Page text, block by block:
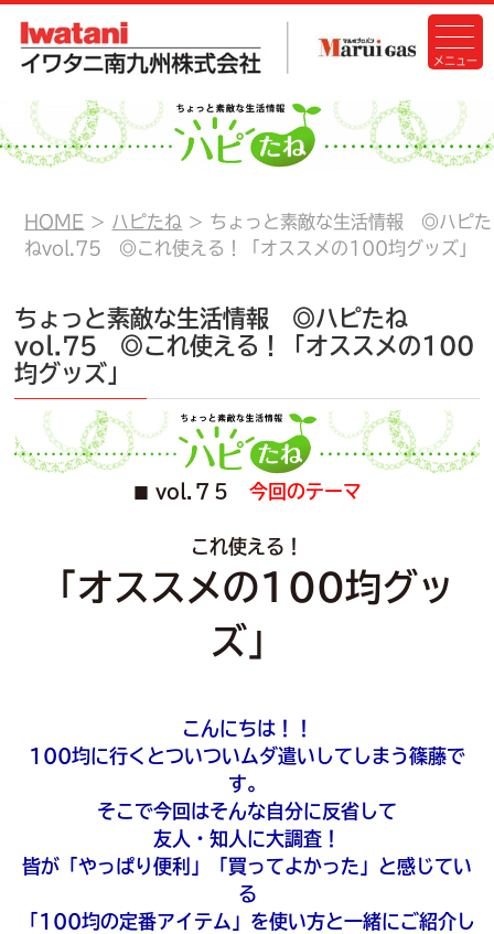
HOME ハピたね
ちょっと素敵な生活情報 ◎ハピた
ねvol.75 ◎これ使える！「オススメの100均グッズ」
ちょっと素敵な生活情報 ◎ハピたね
vol.75 ◎これ使える！「オススメの100
均グッズ」
vol.７５ 今回のテーマ
これ使える！
「オススメの100均グッ
ズ」
こんにちは！！
100均に行くとついついムダ遣いしてしまう篠藤で
す。
そこで今回はそんな自分に反省して
友人・知人に大調査！
皆が「やっぱり便利」「買ってよかった」と感じてい
る
「100均の定番アイテム」を使い方と一緒にご紹介し